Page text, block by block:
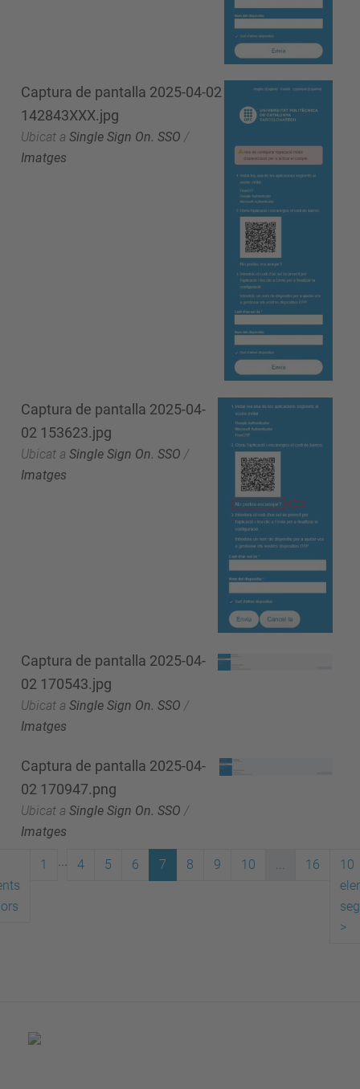
Captura de pantalla 2025-04-02
142843XXX.jpg
Ubicat a Single Sign On. SSO /
Imatges
Captura de pantalla 2025-04-
02 153623.jpg
Ubicat a Single Sign On. SSO /
Imatges
Captura de pantalla 2025-04-
02 170543.jpg
Ubicat a Single Sign On. SSO /
Imatges
Captura de pantalla 2025-04-
02 170947.png
Ubicat a Single Sign On. SSO /
Imatges
1 4 5 6 7 8 9 10 16
10
>